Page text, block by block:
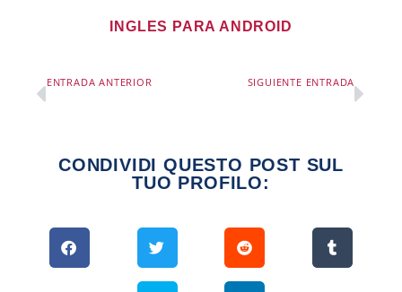
INGLES PARA ANDROID
ENTRADA ANTERIOR SIGUIENTE ENTRADA
CONDIVIDI QUESTO POST SUL
TUO PROFILO: